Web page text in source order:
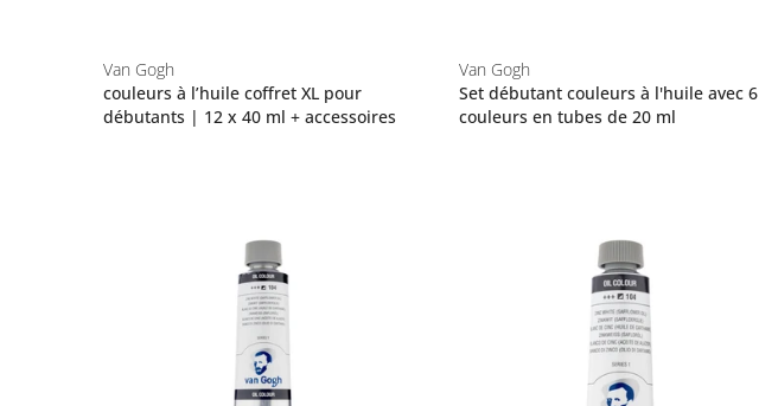
Van Gogh
couleurs à l’huile coffret XL pour
débutants | 12 x 40 ml + accessoires
Van Gogh
Set débutant couleurs à l'huile avec 6
couleurs en tubes de 20 ml